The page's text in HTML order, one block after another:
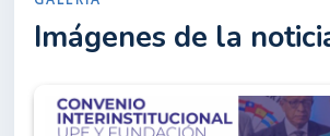
Imágenes de la